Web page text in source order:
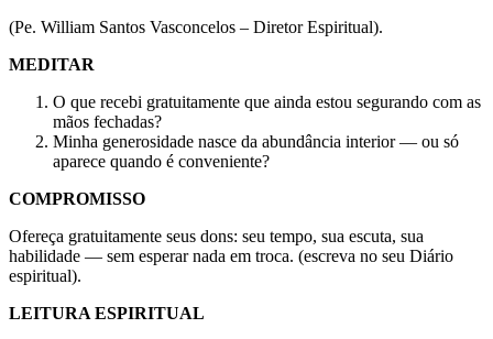
(Pe. William Santos Vasconcelos – Diretor Espiritual).
MEDITAR
O que recebi gratuitamente que ainda estou segurando com as
mãos fechadas?
Minha generosidade nasce da abundância interior — ou só
aparece quando é conveniente?
COMPROMISSO
Ofereça gratuitamente seus dons: seu tempo, sua escuta, sua
habilidade — sem esperar nada em troca. (escreva no seu Diário
espiritual).
LEITURA ESPIRITUAL